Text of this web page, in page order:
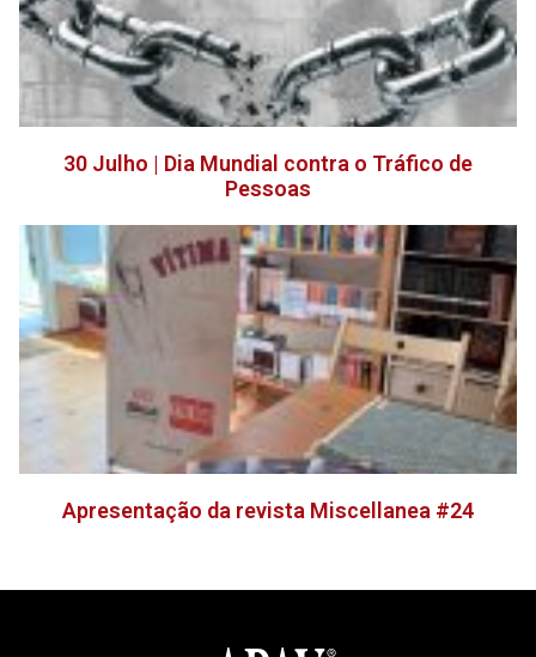
30 Julho | Dia Mundial contra o Tráfico de
Pessoas
Apresentação da revista Miscellanea #24